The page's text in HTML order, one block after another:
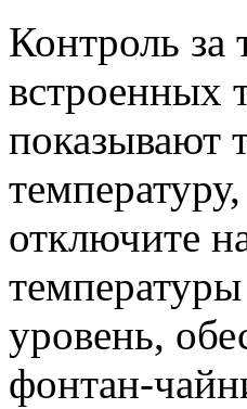
Контроль за
встроенных
показывают
отключите
уровень,
фонтан-